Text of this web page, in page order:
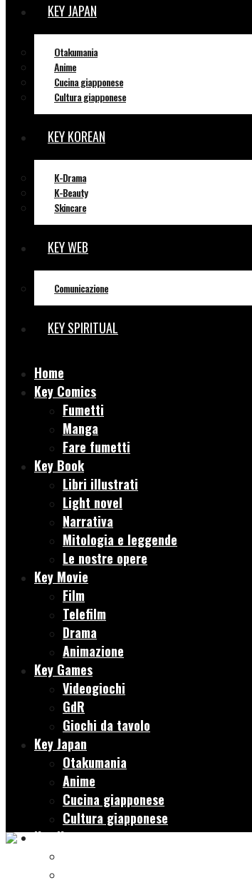
KEY JAPAN
Otakumania
Anime
Cucina giapponese
Cultura giapponese
KEY KOREAN
K-Drama
K-Beauty
Skincare
KEY WEB
Comunicazione
KEY SPIRITUAL
Home
Key Comics
Fumetti
Manga
Fare fumetti
Key Book
Libri illustrati
Light novel
Narrativa
Mitologia e leggende
Le nostre opere
Key Movie
Film
Telefilm
Drama
Animazione
Key Games
Videogiochi
GdR
Giochi da tavolo
Key Japan
Otakumania
Anime
Cucina giapponese
Cultura giapponese
Key Korean